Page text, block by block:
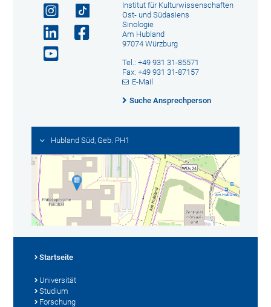
Institut für Kulturwissenschaften
Ost- und Südasiens
Sinologie
Am Hubland
97074 Würzburg
Tel.: +49 931 31-85571
Fax: +49 931 31-87157
E-Mail
Suche Ansprechperson
Hubland Süd, Geb. PH1
Startseite
Universität
Studium
Forschung